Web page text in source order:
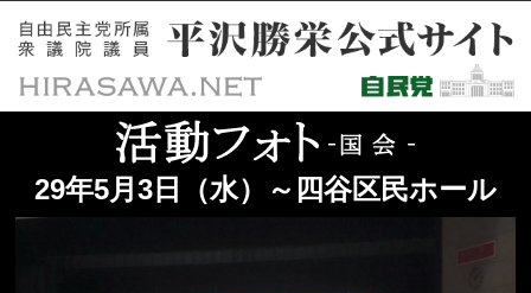
29年5月3日（水）～四谷区民ホール